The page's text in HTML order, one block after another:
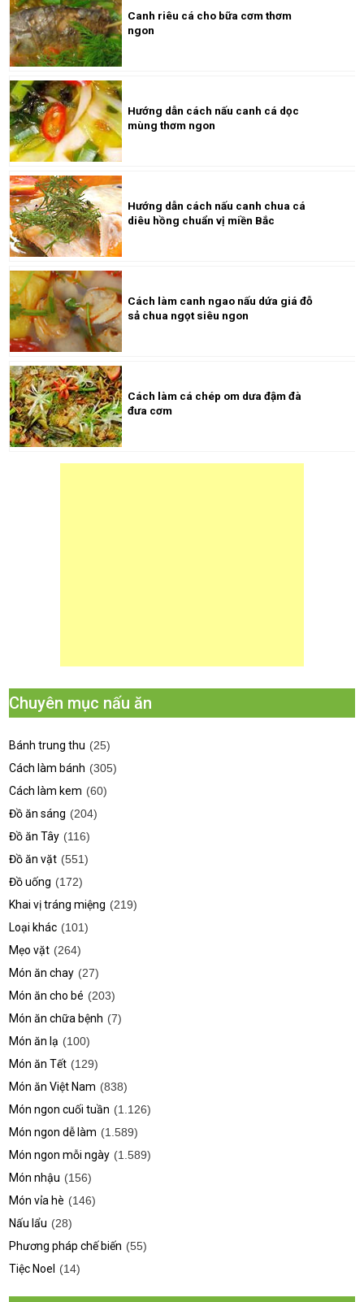
Canh riêu cá cho bữa cơm thơm
ngon
Hướng dẫn cách nấu canh cá dọc
mùng thơm ngon
Hướng dẫn cách nấu canh chua cá
diêu hồng chuẩn vị miền Bắc
Cách làm canh ngao nấu dứa giá đỗ
sả chua ngọt siêu ngon
Cách làm cá chép om dưa đậm đà
đưa cơm
Chuyên mục nấu ăn
Bánh trung thu (25)
Cách làm bánh (305)
Cách làm kem (60)
Đồ ăn sáng (204)
Đồ ăn Tây (116)
Đồ ăn vặt (551)
Đồ uống (172)
Khai vị tráng miệng (219)
Loại khác (101)
Mẹo vặt (264)
Món ăn chay (27)
Món ăn cho bé (203)
Món ăn chữa bệnh (7)
Món ăn lạ (100)
Món ăn Tết (129)
Món ăn Việt Nam (838)
Món ngon cuối tuần (1.126)
Món ngon dễ làm (1.589)
Món ngon mỗi ngày (1.589)
Món nhậu (156)
Món vỉa hè (146)
Nấu lẩu (28)
Phương pháp chế biến (55)
Tiệc Noel
(14)